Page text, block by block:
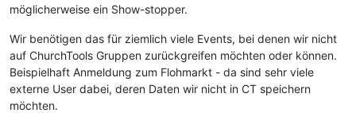
möglicherweise ein Show-stopper.
Wir benötigen das für ziemlich viele Events, bei denen wir nicht
auf ChurchTools Gruppen zurückgreifen möchten oder können.
Beispielhaft Anmeldung zum Flohmarkt - da sind sehr viele
externe User dabei, deren Daten wir nicht in CT speichern
möchten.